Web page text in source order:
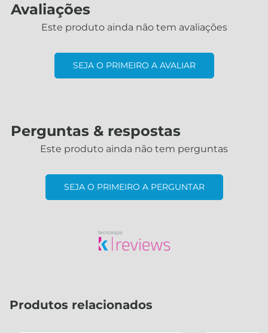
Avaliações
Este produto ainda não tem avaliações
SEJA O PRIMEIRO A AVALIAR
Perguntas & respostas
Este produto ainda não tem perguntas
SEJA O PRIMEIRO A PERGUNTAR
Produtos relacionados